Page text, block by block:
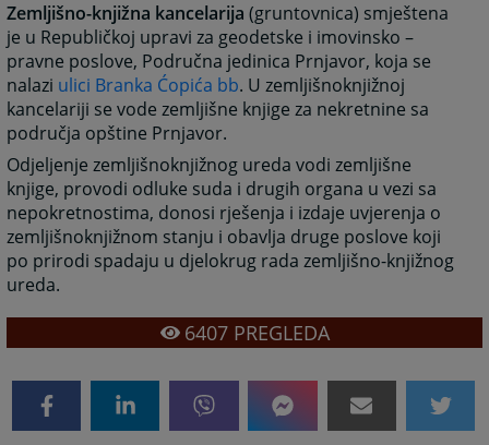
Zemljišno-knjižna kancelarija (gruntovnica) smještena
je u Republičkoj upravi za geodetske i imovinsko –
pravne poslove, Područna jedinica Prnjavor, koja se
nalazi ulici Branka Ćopića bb. U zemljišnoknjižnoj
kancelariji se vode zemljišne knjige za nekretnine sa
područja opštine Prnjavor.
Odjeljenje zemljišnoknjižnog ureda vodi zemljišne
knjige, provodi odluke suda i drugih organa u vezi sa
nepokretnostima, donosi rješenja i izdaje uvjerenja o
zemljišnoknjižnom stanju i obavlja druge poslove koji
po prirodi spadaju u djelokrug rada zemljišno-knjižnog
ureda.
6407PREGLEDA